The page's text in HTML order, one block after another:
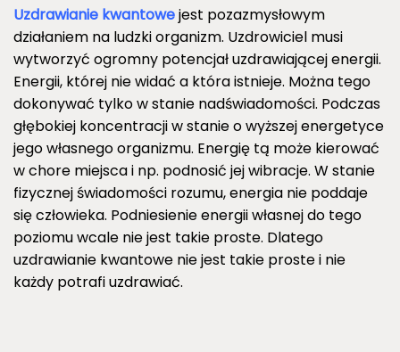
Uzdrawianie kwantowejest pozazmysłowym
działaniem na ludzki organizm. Uzdrowiciel musi
wytworzyć ogromny potencjał uzdrawiającej energii.
Energii, której nie widać a która istnieje. Można tego
dokonywać tylko w stanie nadświadomości. Podczas
głębokiej koncentracji w stanie o wyższej energetyce
jego własnego organizmu. Energię tą może kierować
w chore miejsca i np. podnosić jej wibracje. W stanie
fizycznej świadomości rozumu, energia nie poddaje
się człowieka. Podniesienie energii własnej do tego
poziomu wcale nie jest takie proste. Dlatego
uzdrawianie kwantowe nie jest takie proste i nie
każdy potrafi uzdrawiać.